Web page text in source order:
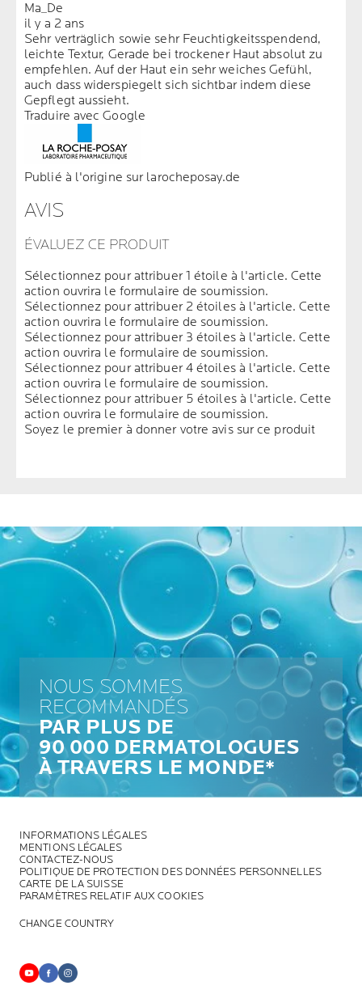
Ma_De
il y a 2 ans
Sehr verträglich sowie sehr Feuchtigkeitsspendend,
leichte Textur, Gerade bei trockener Haut absolut zu
empfehlen. Auf der Haut ein sehr weiches Gefühl,
auch dass widerspiegelt sich sichtbar indem diese
Gepflegt aussieht.
Traduire avec Google
Publié à l'origine sur larocheposay.de
AVIS
ÉVALUEZ CE PRODUIT
Sélectionnez pour attribuer 1 étoile à l'article. Cette
action ouvrira le formulaire de soumission.
Sélectionnez pour attribuer 2 étoiles à l'article. Cette
action ouvrira le formulaire de soumission.
Sélectionnez pour attribuer 3 étoiles à l'article. Cette
action ouvrira le formulaire de soumission.
Sélectionnez pour attribuer 4 étoiles à l'article. Cette
action ouvrira le formulaire de soumission.
Sélectionnez pour attribuer 5 étoiles à l'article. Cette
action ouvrira le formulaire de soumission.
Soyez le premier à donner votre avis sur ce produit
NOUS SOMMES
RECOMMANDÉS
PAR PLUS DE
90 000 DERMATOLOGUES
À TRAVERS LE MONDE*
INFORMATIONS LÉGALES
MENTIONS LÉGALES
CONTACTEZ-NOUS
POLITIQUE DE PROTECTION DES DONNÉES PERSONNELLES
CARTE DE LA SUISSE
PARAMÈTRES RELATIF AUX COOKIES
CHANGE COUNTRY